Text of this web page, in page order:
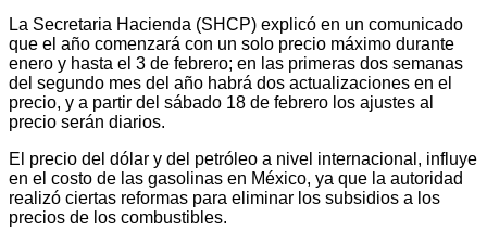
La Secretaria Hacienda (SHCP) explicó en un comunicado
que el año comenzará con un solo precio máximo durante
enero y hasta el 3 de febrero; en las primeras dos semanas
del segundo mes del año habrá dos actualizaciones en el
precio, y a partir del sábado 18 de febrero los ajustes al
precio serán diarios.
El precio del dólar y del petróleo a nivel internacional, influye
en el costo de las gasolinas en México, ya que la autoridad
realizó ciertas reformas para eliminar los subsidios a los
precios de los combustibles.